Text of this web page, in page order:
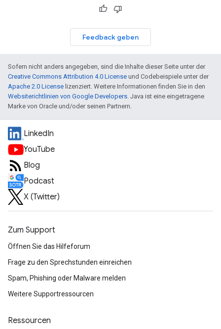
Feedback geben
Sofern nicht anders angegeben, sind die Inhalte dieser Seite unter der
Creative Commons Attribution 4.0 License und Codebeispiele unter der
Apache 2.0 License lizenziert. Weitere Informationen finden Sie in den
Websiterichtlinien von Google Developers. Java ist eine eingetragene
Marke von Oracle und/oder seinen Partnern.
LinkedIn
YouTube
Blog
Podcast
X (Twitter)
Zum Support
Öffnen Sie das Hilfeforum
Frage zu den Sprechstunden einreichen
Spam, Phishing oder Malware melden
Weitere Supportressourcen
Ressourcen